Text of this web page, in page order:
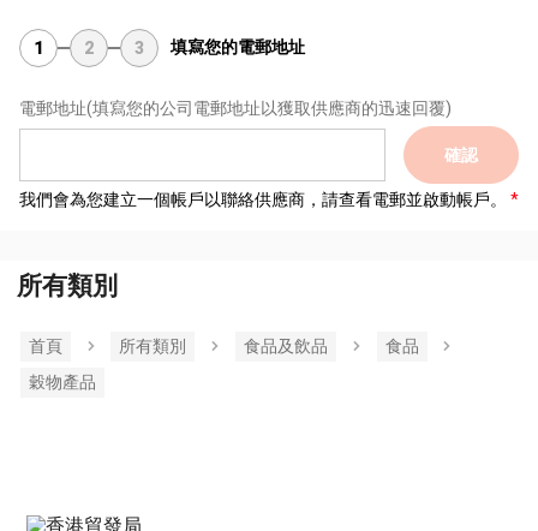
1 2 3 填寫您的電郵地址
電郵地址(填寫您的公司電郵地址以獲取供應商的迅速回覆)
確認
我們會為您建立一個帳戶以聯絡供應商，請查看電郵並啟動帳戶。
所有類別
首頁 所有類別 食品及飲品
食品
穀物產品